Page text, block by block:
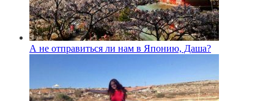
А не отправиться ли нам в Японию, Даша?